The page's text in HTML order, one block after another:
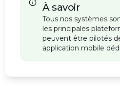
À savoir
Tous nos systèmes
les principales
peuvent être pilotés
application mobile